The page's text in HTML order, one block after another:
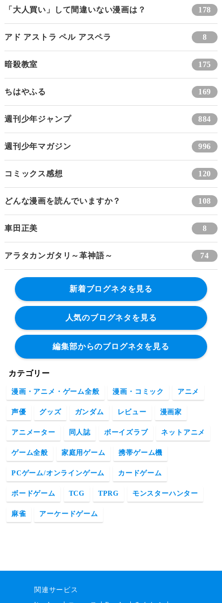
「大人買い」して間違いない漫画は？ 178
アド アストラ ペル アスペラ 8
暗殺教室 175
ちはやふる 169
週刊少年ジャンプ 884
週刊少年マガジン 996
コミックス感想 120
どんな漫画を読んでいますか？ 108
車田正美 8
アラタカンガタリ～革神語～ 74
新着ブログネタを見る
人気のブログネタを見る
編集部からのブログネタを見る
カテゴリー
漫画・アニメ・ゲーム全般 漫画・コミック アニメ
声優 グッズ ガンダム レビュー 漫画家
アニメーター 同人誌 ボーイズラブ ネットアニメ
ゲーム全般 家庭用ゲーム 携帯ゲーム機
PCゲーム/オンラインゲーム カードゲーム
ボードゲーム TCG TPRG モンスターハンター
麻雀 アーケードゲーム
関連サービス